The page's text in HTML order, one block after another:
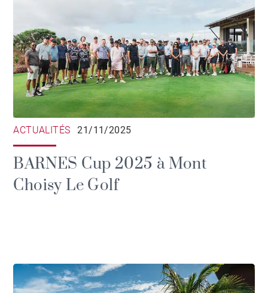
ACTUALITÉS 21/11/2025
BARNES Cup 2025 à Mont
Choisy Le Golf